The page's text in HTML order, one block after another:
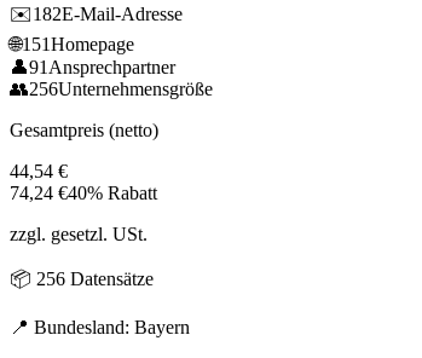
✉️182E-Mail-Adresse
🌐151Homepage
👤91 Ansprechpartner
👥256Unternehmensgröße
Gesamtpreis (netto)
44,54 €
74,24 €40% Rabatt
zzgl. gesetzl. USt.
📦 256 Datensätze
📍 Bundesland: Bayern